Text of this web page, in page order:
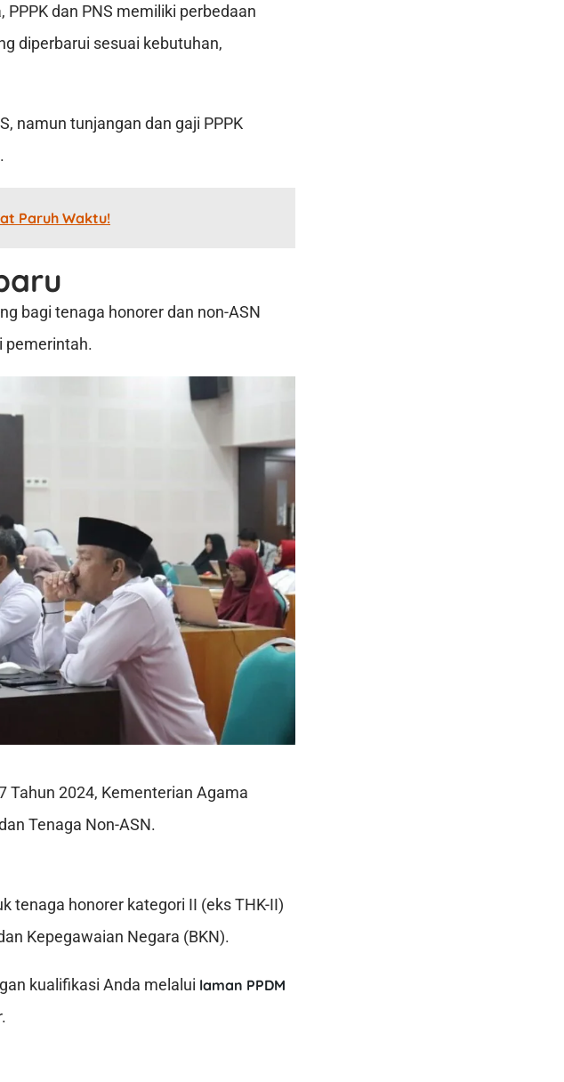
dan PNS memiliki perbedaan
diperbarui sesuai kebutuhan,
namun tunjangan dan gaji PPPK
Paruh Waktu!
bagi tenaga honorer dan non-ASN
pemerintah.
Tahun 2024, Kementerian Agama
Tenaga Non-ASN.
tenaga honorer kategori II (eks THK-II)
Kepegawaian Negara (BKN).
kualifikasi Anda melalui laman PPDM